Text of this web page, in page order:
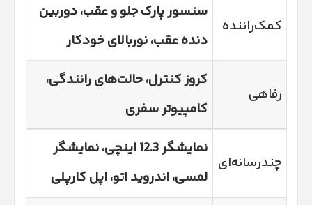
کمک‌راننده
سنسور پارک جلو و عقب، دوربین
دنده عقب، نوربالای خودکار
رفاهی
کروز کنترل، حالت‌های رانندگی،
کامپیوتر سفری
چندرسانه‌ای
نمایشگر 12.3 اینچی، نمایشگر
لمسی، اندروید اتو، اپل کارپلی